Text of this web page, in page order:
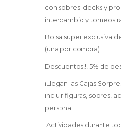
con sobres, decks y
intercambio y torneos
Bolsa super exclusiva
(una por compra)
Descuentos!!! 5% de
¡Llegan las Cajas
incluir figuras, sobres,
persona.
Actividades durante